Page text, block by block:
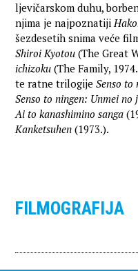
ljevičarskom duhu,
njima je najpoznatiji
šezdesetih snima veće
Shiroi Kyotou (The Great
ichizoku (The Family,
te ratne trilogijeSenso to
Senso to ningen: Unmei no
Ai to kanashimino sanga
Kanketsuhen (1973.).
FILMOGRAFIJA